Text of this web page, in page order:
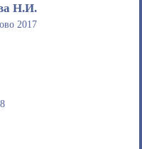
Н.И.
2017